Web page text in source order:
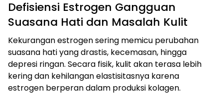
Defisiensi Estrogen Gangguan
Suasana Hati dan Masalah Kulit
Kekurangan estrogen sering memicu perubahan
suasana hati yang drastis, kecemasan, hingga
depresi ringan. Secara fisik, kulit akan terasa lebih
kering dan kehilangan elastisitasnya karena
estrogen berperan dalam produksi kolagen.